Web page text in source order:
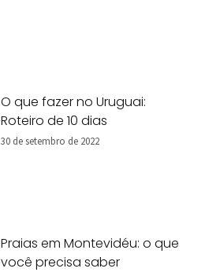
O que fazer no Uruguai:
Roteiro de 10 dias
30 de setembro de 2022
Praias em Montevidéu: o que
você precisa saber